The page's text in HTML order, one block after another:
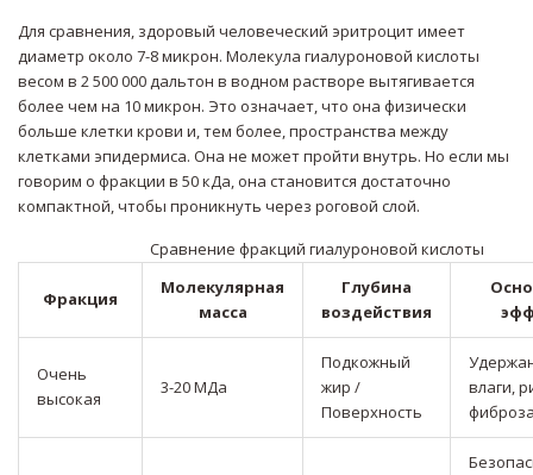
Для сравнения, здоровый человеческий эритроцит имеет
диаметр около 7-8 микрон. Молекула гиалуроновой кислоты
весом в 2 500 000 дальтон в водном растворе вытягивается
более чем на 10 микрон. Это означает, что она физически
больше клетки крови и, тем более, пространства между
клетками эпидермиса. Она не может пройти внутрь. Но если мы
говорим о фракции в 50 кДа, она становится достаточно
компактной, чтобы проникнуть через роговой слой.
Сравнение фракций гиалуроновой кислоты
Фракция
Молекулярная
масса
Глубина
воздействия
Очень
высокая
3-20 МДа
Подкожный
жир /
Поверхность
влаги,